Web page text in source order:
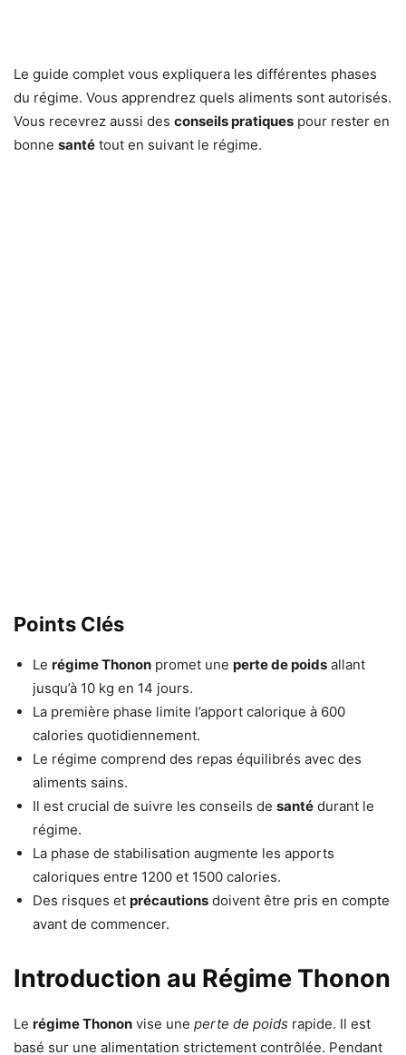
Le guide complet vous expliquera les différentes phases
du régime. Vous apprendrez quels aliments sont autorisés.
Vous recevrez aussi des conseils pratiques pour rester en
bonne santé tout en suivant le régime.
Points Clés
Le régime Thonon promet une perte de poids allant
jusqu’à 10 kg en 14 jours.
La première phase limite l’apport calorique à 600
calories quotidiennement.
Le régime comprend des repas équilibrés avec des
aliments sains.
Il est crucial de suivre les conseils de santé durant le
régime.
La phase de stabilisation augmente les apports
caloriques entre 1200 et 1500 calories.
Des risques et précautions doivent être pris en compte
avant de commencer.
Introduction au Régime Thonon
Le régime Thonon vise une perte de poids rapide. Il est
basé sur une alimentation strictement contrôlée. Pendant